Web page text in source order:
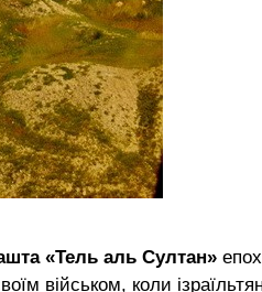
«Тель аль Султан»
військом, коли